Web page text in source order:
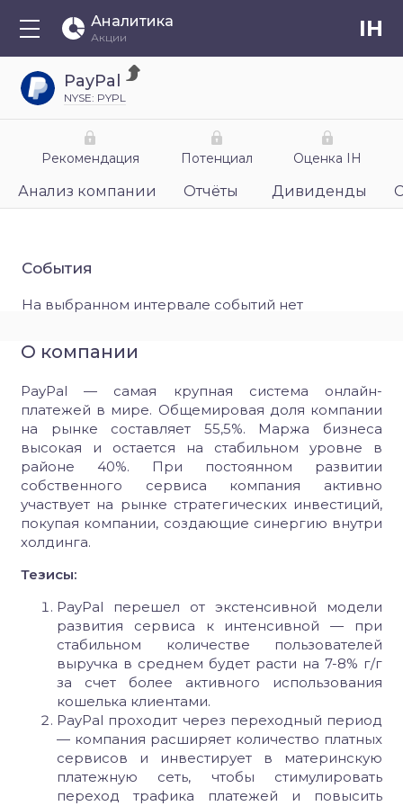
Аналитика
Акции IH
PayPal
NYSE: PYPL
Рекомендация Потенциал Оценка IH
Анализ компании Отчёты Дивиденды
События
На выбранном интервале событий нет
О компании
PayPal — самая крупная система онлайн-
платежей в мире. Общемировая доля компании
на рынке составляет 55,5%. Маржа бизнеса
высокая и остается на стабильном уровне в
районе 40%. При постоянном развитии
собственного сервиса компания активно
участвует на рынке стратегических инвестиций,
покупая компании, создающие синергию внутри
холдинга.
Тезисы:
PayPal перешел от экстенсивной модели
развития сервиса к интенсивной — при
стабильном количестве пользователей
выручка в среднем будет расти на 7-8% г/г
за счет более активного использования
кошелька клиентами.
PayPal проходит через переходный период
— компания расширяет количество платных
сервисов и инвестирует в материнскую
платежную сеть, чтобы стимулировать
переход трафика платежей и повысить